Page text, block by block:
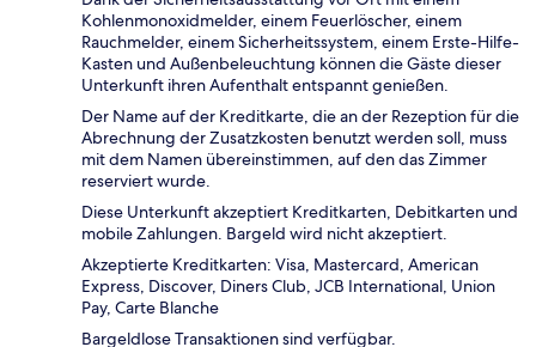
Kohlenmonoxidmelder, einem Feuerlöscher, einem
Rauchmelder, einem Sicherheitssystem, einem Erste-Hilfe-
Kasten und Außenbeleuchtung können die Gäste dieser
Unterkunft ihren Aufenthalt entspannt genießen.
Der Name auf der Kreditkarte, die an der Rezeption für die
Abrechnung der Zusatzkosten benutzt werden soll, muss
mit dem Namen übereinstimmen, auf den das Zimmer
reserviert wurde.
Diese Unterkunft akzeptiert Kreditkarten, Debitkarten und
mobile Zahlungen. Bargeld wird nicht akzeptiert.
Akzeptierte Kreditkarten: Visa, Mastercard, American
Express, Discover, Diners Club, JCB International, Union
Pay, Carte Blanche
Bargeldlose Transaktionen sind verfügbar.